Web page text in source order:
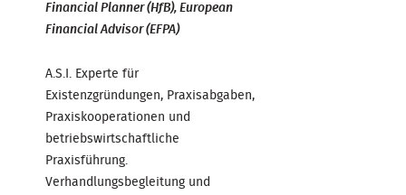
Financial Planner (HfB), European
Financial Advisor (EFPA)
A.S.I. Experte für
Existenzgründungen, Praxisabgaben,
Praxiskooperationen und
betriebswirtschaftliche
Praxisführung.
Verhandlungsbegleitung und